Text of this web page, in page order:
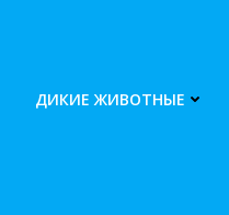
ДИКИЕ ЖИВОТНЫЕ